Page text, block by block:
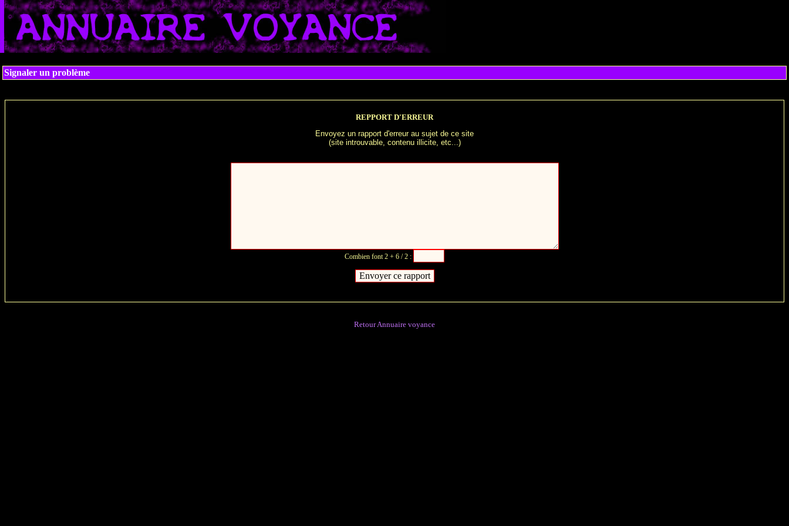
Signaler un problème
REPPORT D'ERREUR
Envoyez un rapport d'erreur au sujet de ce site
(site introuvable, contenu illicite, etc...)
Combien font 2 + 6 / 2 :
Retour Annuaire voyance